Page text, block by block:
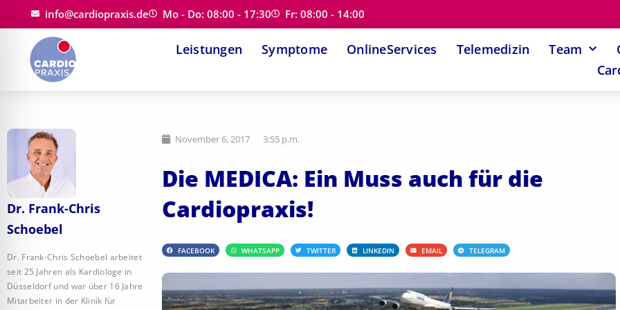
Inhalt
springen
info@cardiopraxis.de Mo - Do: 08:00 - 17:30 Fr: 08:00 - 14:00
Leistungen Symptome OnlineServices Telemedizin Team
Dr. Frank-Chris
Schoebel
Dr. Frank-Chris Schoebel arbeitet
seit 25 Jahren als Kardiologe in
Düsseldorf und war über 16 Jahre
Mitarbeiter in der Klinik für
November 6, 2017 3:55 p.m.
Die MEDICA: Ein Muss auch für die
Cardiopraxis!
FACEBOOK WHATSAPP TWITTER LINKEDIN EMAIL TELEGRAM